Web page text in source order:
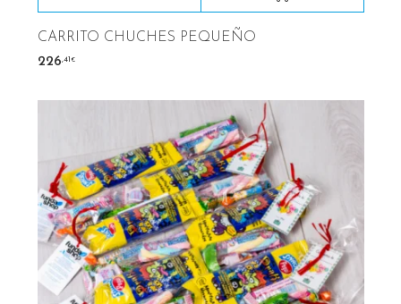
CARRITO CHUCHES PEQUEÑO
226 ,41 €